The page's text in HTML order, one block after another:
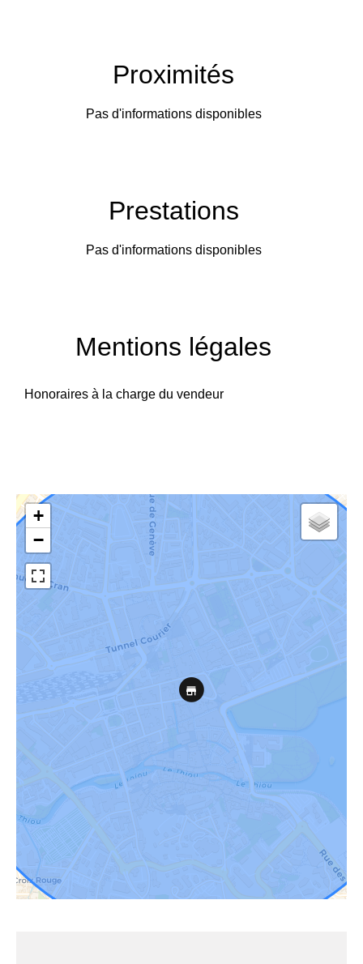
Proximités
Pas d'informations disponibles
Prestations
Pas d'informations disponibles
Mentions légales
Honoraires à la charge du vendeur
+
−